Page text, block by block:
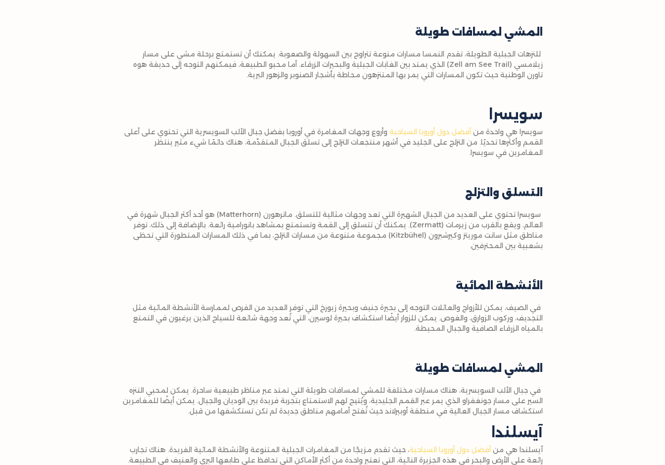
المشي لمسافات طويلة
للنزهات الجبلية الطويلة، تقدم النمسا مسارات منوعة تتراوح بين السهولة والصعوبة. يمكنك أن تستمتع برحلة مشي على مسار
زيلامسي (Zell am See Trail) الذي يمتد بين الغابات الجبلية والبحيرات الزرقاء. أما محبو الطبيعة، فيمكنهم التوجه إلى حديقة هوه
تاورن الوطنية حيث تكون المسارات التي يمر بها المتنزهون محاطة بأشجار الصنوبر والزهور البرية.
سويسرا
سويسرا هي واحدة من أفضل دول أوروبا السياحية وأروع وجهات المغامرة في أوروبا بفضل جبال الألب السويسرية التي تحتوي على أعلى
القمم وأكثرها تحديًا. من التزلج على الجليد في أشهر منتجعات التزلج إلى تسلق الجبال المتقدّمة، هناك دائمًا شيء مثير ينتظر
المغامرين في سويسرا.
التسلق والتزلج
سويسرا تحتوي على العديد من الجبال الشهيرة التي تعد وجهات مثالية للتسلق. ماترهورن (Matterhorn) هو أحد أكثر الجبال شهرة في
العالم، ويقع بالقرب من زيرمات (Zermatt). يمكنك أن تتسلق إلى القمة وتستمتع بمشاهد بانورامية رائعة. بالإضافة إلى ذلك، توفر
مناطق مثل سانت موريتز وكيرشبرون (Kitzbühel) مجموعة متنوعة من مسارات التزلج، بما في ذلك المسارات المتطورة التي تحظى
بشعبية بين المحترفين.
الأنشطة المائية
في الصيف، يمكن للأزواج والعائلات التوجه إلى بحيرة جنيف وبحيرة زيورخ التي توفر العديد من الفرص لممارسة الأنشطة المائية مثل
التجديف، وركوب الزوارق، والغوص. يمكن للزوار أيضًا استكشاف بحيرة لوسيرن، التي تُعد وجهة شائعة للسياح الذين يرغبون في التمتع
بالمياه الزرقاء الصافية والجبال المحيطة.
المشي لمسافات طويلة
في جبال الألب السويسرية، هناك مسارات مختلفة للمشي لمسافات طويلة التي تمتد عبر مناظر طبيعية ساحرة. يمكن لمحبي التنزه
السير على مسار جونغفراو الذي يمر عبر القمم الجليدية، ويُتيح لهم الاستمتاع بتجربة فريدة بين الوديان والجبال. يمكن أيضًا للمغامرين
استكشاف مسار الجبال العالية في منطقة أوبيرلاند حيث تُفتح أمامهم مناطق جديدة لم تكن تستكشفها من قبل.
آيسلندا
آيسلندا هي من أفضل دول أوروبا السياحية، حيث تقدم مزيجًا من المغامرات الجبلية المتنوعة والأنشطة المائية الفريدة. هناك تجارب
رائعة على الأرض والبحر في هذه الجزيرة النائية، التي تعتبر واحدة من أكثر الأماكن التي تحافظ على طابعها البري والعنيف في الطبيعة.